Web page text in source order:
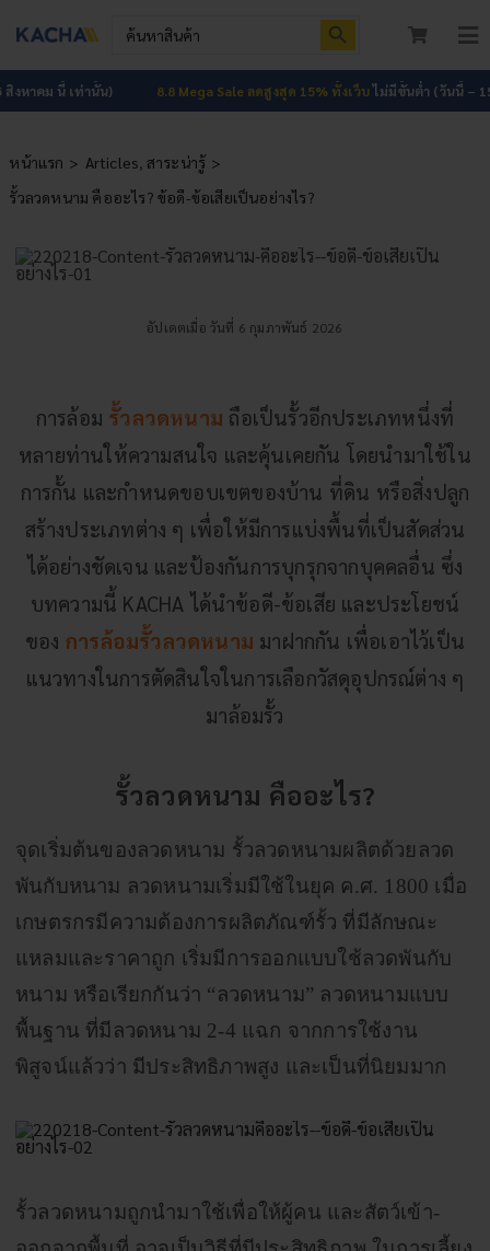
Search
for:
หน้าแรก
โปรโมชัน HOT
ผลงาน
เกี่ยวกับเรา
เข้าสู่ระบบ
นี้ เท่านั้น) 8.8 Mega Sale ลดสูงสุด 15% ทั้งเว็บไม่มีขั้นต่ำ (วันนี้ – 15 สิงหา
หน้าแรก Articles สาระน่ารู้
รั้วลวดหนาม คืออะไร? ข้อดี-ข้อเสียเป็นอย่างไร?
อัปเดตเมื่อ วันที่ 6 กุมภาพันธ์ 2026
การล้อม รั้วลวดหนาม ถือเป็นรั้วอีกประเภทหนึ่งที่
หลายท่านให้ความสนใจ และคุ้นเคยกัน โดยนำมาใช้ใน
การกั้น และกำหนดขอบเขตของบ้าน ที่ดิน หรือสิ่งปลูก
สร้างประเภทต่าง ๆ เพื่อให้มีการแบ่งพื้นที่เป็นสัดส่วน
ได้อย่างชัดเจน และป้องกันการบุกรุกจากบุคคลอื่น ซึ่ง
บทความนี้ KACHA ได้นำข้อดี-ข้อเสีย และประโยชน์
ของ การล้อมรั้วลวดหนาม มาฝากกัน เพื่อเอาไว้เป็น
แนวทางในการตัดสินใจในการเลือกวัสดุอุปกรณ์ต่าง ๆ
มาล้อมรั้ว
รั้วลวดหนาม คืออะไร?
จุดเริ่มต้นของลวดหนาม รั้วลวดหนามผลิตด้วยลวด
พันกับหนาม ลวดหนามเริ่มมีใช้ในยุค ค.ศ. 1800 เมื่อ
เกษตรกรมีความต้องการผลิตภัณฑ์รั้ว ที่มีลักษณะ
แหลมและราคาถูก เริ่มมีการออกแบบใช้ลวดพันกับ
หนาม หรือเรียกกันว่า “ลวดหนาม” ลวดหนามแบบ
พื้นฐาน ที่มีลวดหนาม 2-4 แฉก จากการใช้งาน
พิสูจน์แล้วว่า มีประสิทธิภาพสูง และเป็นที่นิยมมาก
รั้วลวดหนามถูกนำมาใช้เพื่อให้ผู้คน และสัตว์เข้า-